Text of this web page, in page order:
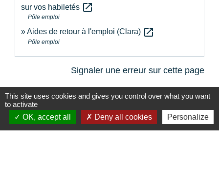
sur vos habiletés open_in_new
Pôle emploi
Aides de retour à l'emploi (Clara) open_in_new
Pôle emploi
Signaler une erreur sur cette page
Contacts
This site uses cookies and gives you control over what you want
to activate
OK, accept all
Deny all cookies Personalize